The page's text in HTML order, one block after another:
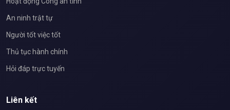
An ninh trật tự
Người tốt việc tốt
Thủ tục hành chính
Hỏi đáp trực tuyến
Liên kết